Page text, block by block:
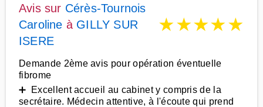
Avis sur Cérès-Tournois
Caroline à GILLY SUR
ISERE
★★★★★
Demande 2ème avis pour opération éventuelle
fibrome
➕ Excellent accueil au cabinet y compris de la
secrétaire. Médecin attentive, à l'écoute qui prend